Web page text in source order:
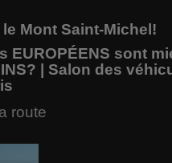
Mont Saint-Michel!
EUROPÉENS sont
| Salon des
route